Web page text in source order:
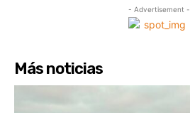
- Advertisement -
Más noticias